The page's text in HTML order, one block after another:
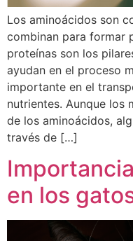
Los aminoácidos son
combinan para formar
proteínas son los
ayudan en el proceso
importante en el
nutrientes. Aunque los
de los aminoácidos,
través de […]
en los